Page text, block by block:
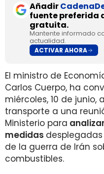
Añadir
fuente preferida
gratuita.
Mantente informado
actualidad.
ACTIVAR AHORA
El ministro de
Carlos Cuerpo, ha
miércoles, 10 de junio,
transporte a una
Ministerio para
medidas
de la guerra de Irán
combustibles.